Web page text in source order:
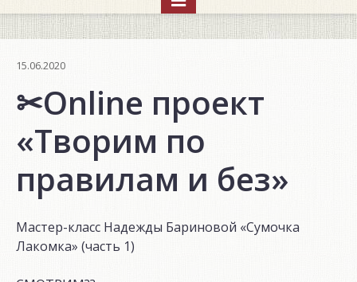
15.06.2020
✂Online проект
«Творим по
правилам и без»
Мастер-класс Надежды Бариновой «Сумочка
Лакомка» (часть 1)